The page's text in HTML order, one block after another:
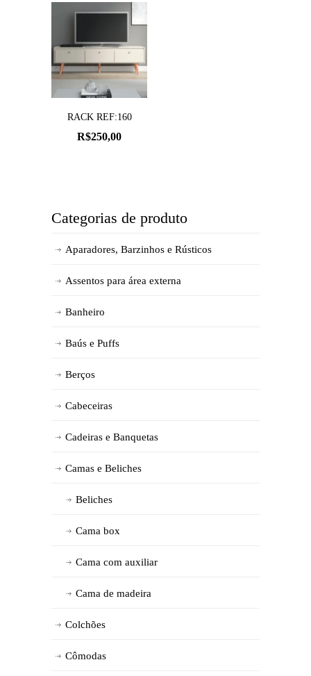
RACK REF:160
R$250,00
Categorias de produto
Aparadores, Barzinhos e Rústicos
Assentos para área externa
Banheiro
Baús e Puffs
Berços
Cabeceiras
Cadeiras e Banquetas
Camas e Beliches
Beliches
Cama box
Cama com auxiliar
Cama de madeira
Colchões
Cômodas